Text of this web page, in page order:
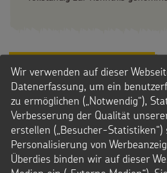
Bestellservice
Fragen zur Bestellung oder
Gerne helfen wir weiter.
Wir verwenden auf dieser
Datenerfassung, um ein
zu ermöglichen („Notwendig“),
Verbesserung der Qualität
erstellen („Besucher-Statistiken“)
Personalisierung von
Überdies binden wir auf dieser